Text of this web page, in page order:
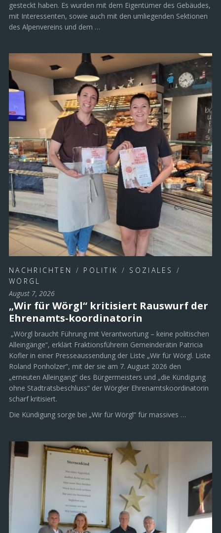
gesteckt haben. Es wurden mit dem Eigentümer des Gebäudes,
mit Interessenten, sowie auch mit den umliegenden Sektionen
des Alpenvereins und dem …
NACHRICHTEN / POLITIK / SOZIALES
/
WÖRGL
August 7, 2026
„Wir für Wörgl“ kritisiert Rauswurf der
Ehrenamts-koordinatorin
„Wörgl braucht Führung mit Verantwortung – keine politischen
Alleingänge“, erklärt Fraktionsführerin Gemeinderätin Patricia
Kofler in einer Presseaussendung der Liste „Wir für Wörgl. Liste
Roland Ponholzer“, mit der sie am 7. August 2026 den
„erneuten Alleingang“ des Bürgermeisters und „die Kündigung
ohne Stadtratsbeschluss“ der Wörgler Ehrenamtskoordinatorin
scharf kritisiert.
Die Kündigung sorge bei „Wir für Wörgl“ für massives …